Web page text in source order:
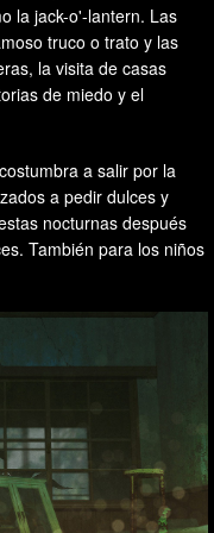
la jack-o'-lantern. Las
truco o trato y las
la visita de casas
de miedo y el
a salir por la
a pedir dulces y
nocturnas después
También para los niños